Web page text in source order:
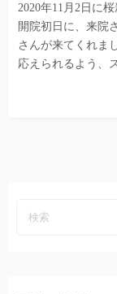
2020年11月2日に
開院初日に、来院
さんが来てくれま
応えられるよう、